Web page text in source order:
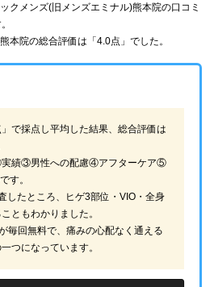
クメンズ(旧メンズエミナル)熊本院の口コミ
本院の総合評価は「4.0点」でした。
で採点し平均した結果、総合評価は
績③男性への配慮④アフターケア⑤
す。
したところ、ヒゲ3部位・VIO・全身
ともわかりました。
毎回無料で、痛みの心配なく通える
つになっています。